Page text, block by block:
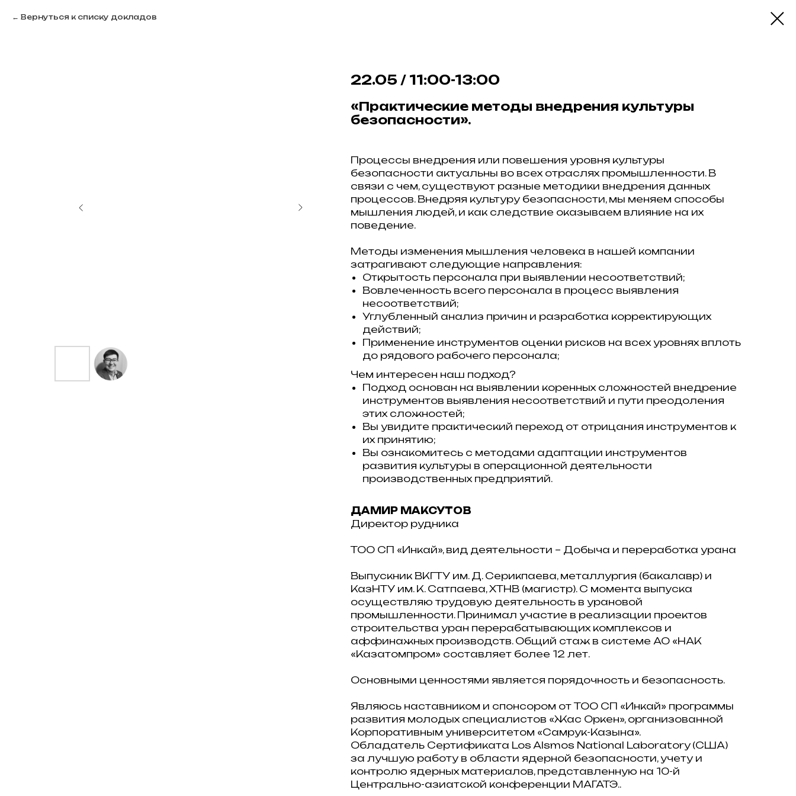
Вернуться к списку докладов
22.05 / 11:00-13:00
«Практические методы внедрения культуры
безопасности».
Процессы внедрения или повешения уровня культуры
безопасности актуальны во всех отраслях промышленности. В
связи с чем, существуют разные методики внедрения данных
процессов. Внедряя культуру безопасности, мы меняем способы
мышления людей, и как следствие оказываем влияние на их
поведение.
Методы изменения мышления человека в нашей компании
затрагивают следующие направления:
Открытость персонала при выявлении несоответствий;
Вовлеченность всего персонала в процесс выявления
несоответствий;
Углубленный анализ причин и разработка корректирующих
действий;
Применение инструментов оценки рисков на всех уровнях вплоть
до рядового рабочего персонала;
Чем интересен наш подход?
Подход основан на выявлении коренных сложностей внедрение
инструментов выявления несоответствий и пути преодоления
этих сложностей;
Вы увидите практический переход от отрицания инструментов к
их принятию;
Вы ознакомитесь с методами адаптации инструментов
развития культуры в операционной деятельности
производственных предприятий.
ДАМИР МАКСУТОВ
Директор рудника
ТОО СП «Инкай», вид деятельности – Добыча и переработка урана
Выпускник ВКГТУ им. Д. Серикпаева, металлургия (бакалавр) и
КазНТУ им. К. Сатпаева, ХТНВ (магистр). С момента выпуска
осуществляю трудовую деятельность в урановой
промышленности. Принимал участие в реализации проектов
строительства уран перерабатывающих комплексов и
аффинажных производств. Общий стаж в системе АО «НАК
«Казатомпром» составляет более 12 лет.
Основными ценностями является порядочность и безопасность.
Являюсь наставником и спонсором от ТОО СП «Инкай» программы
развития молодых специалистов «Жас Оркен», организованной
Корпоративным университетом «Самрук-Казына».
Обладатель Сертификата Los Alsmos National Laboratory (США)
за лучшую работу в области ядерной безопасности, учету и
контролю ядерных материалов, представленную на 10-й
Центрально-азиатской конференции МАГАТЭ..